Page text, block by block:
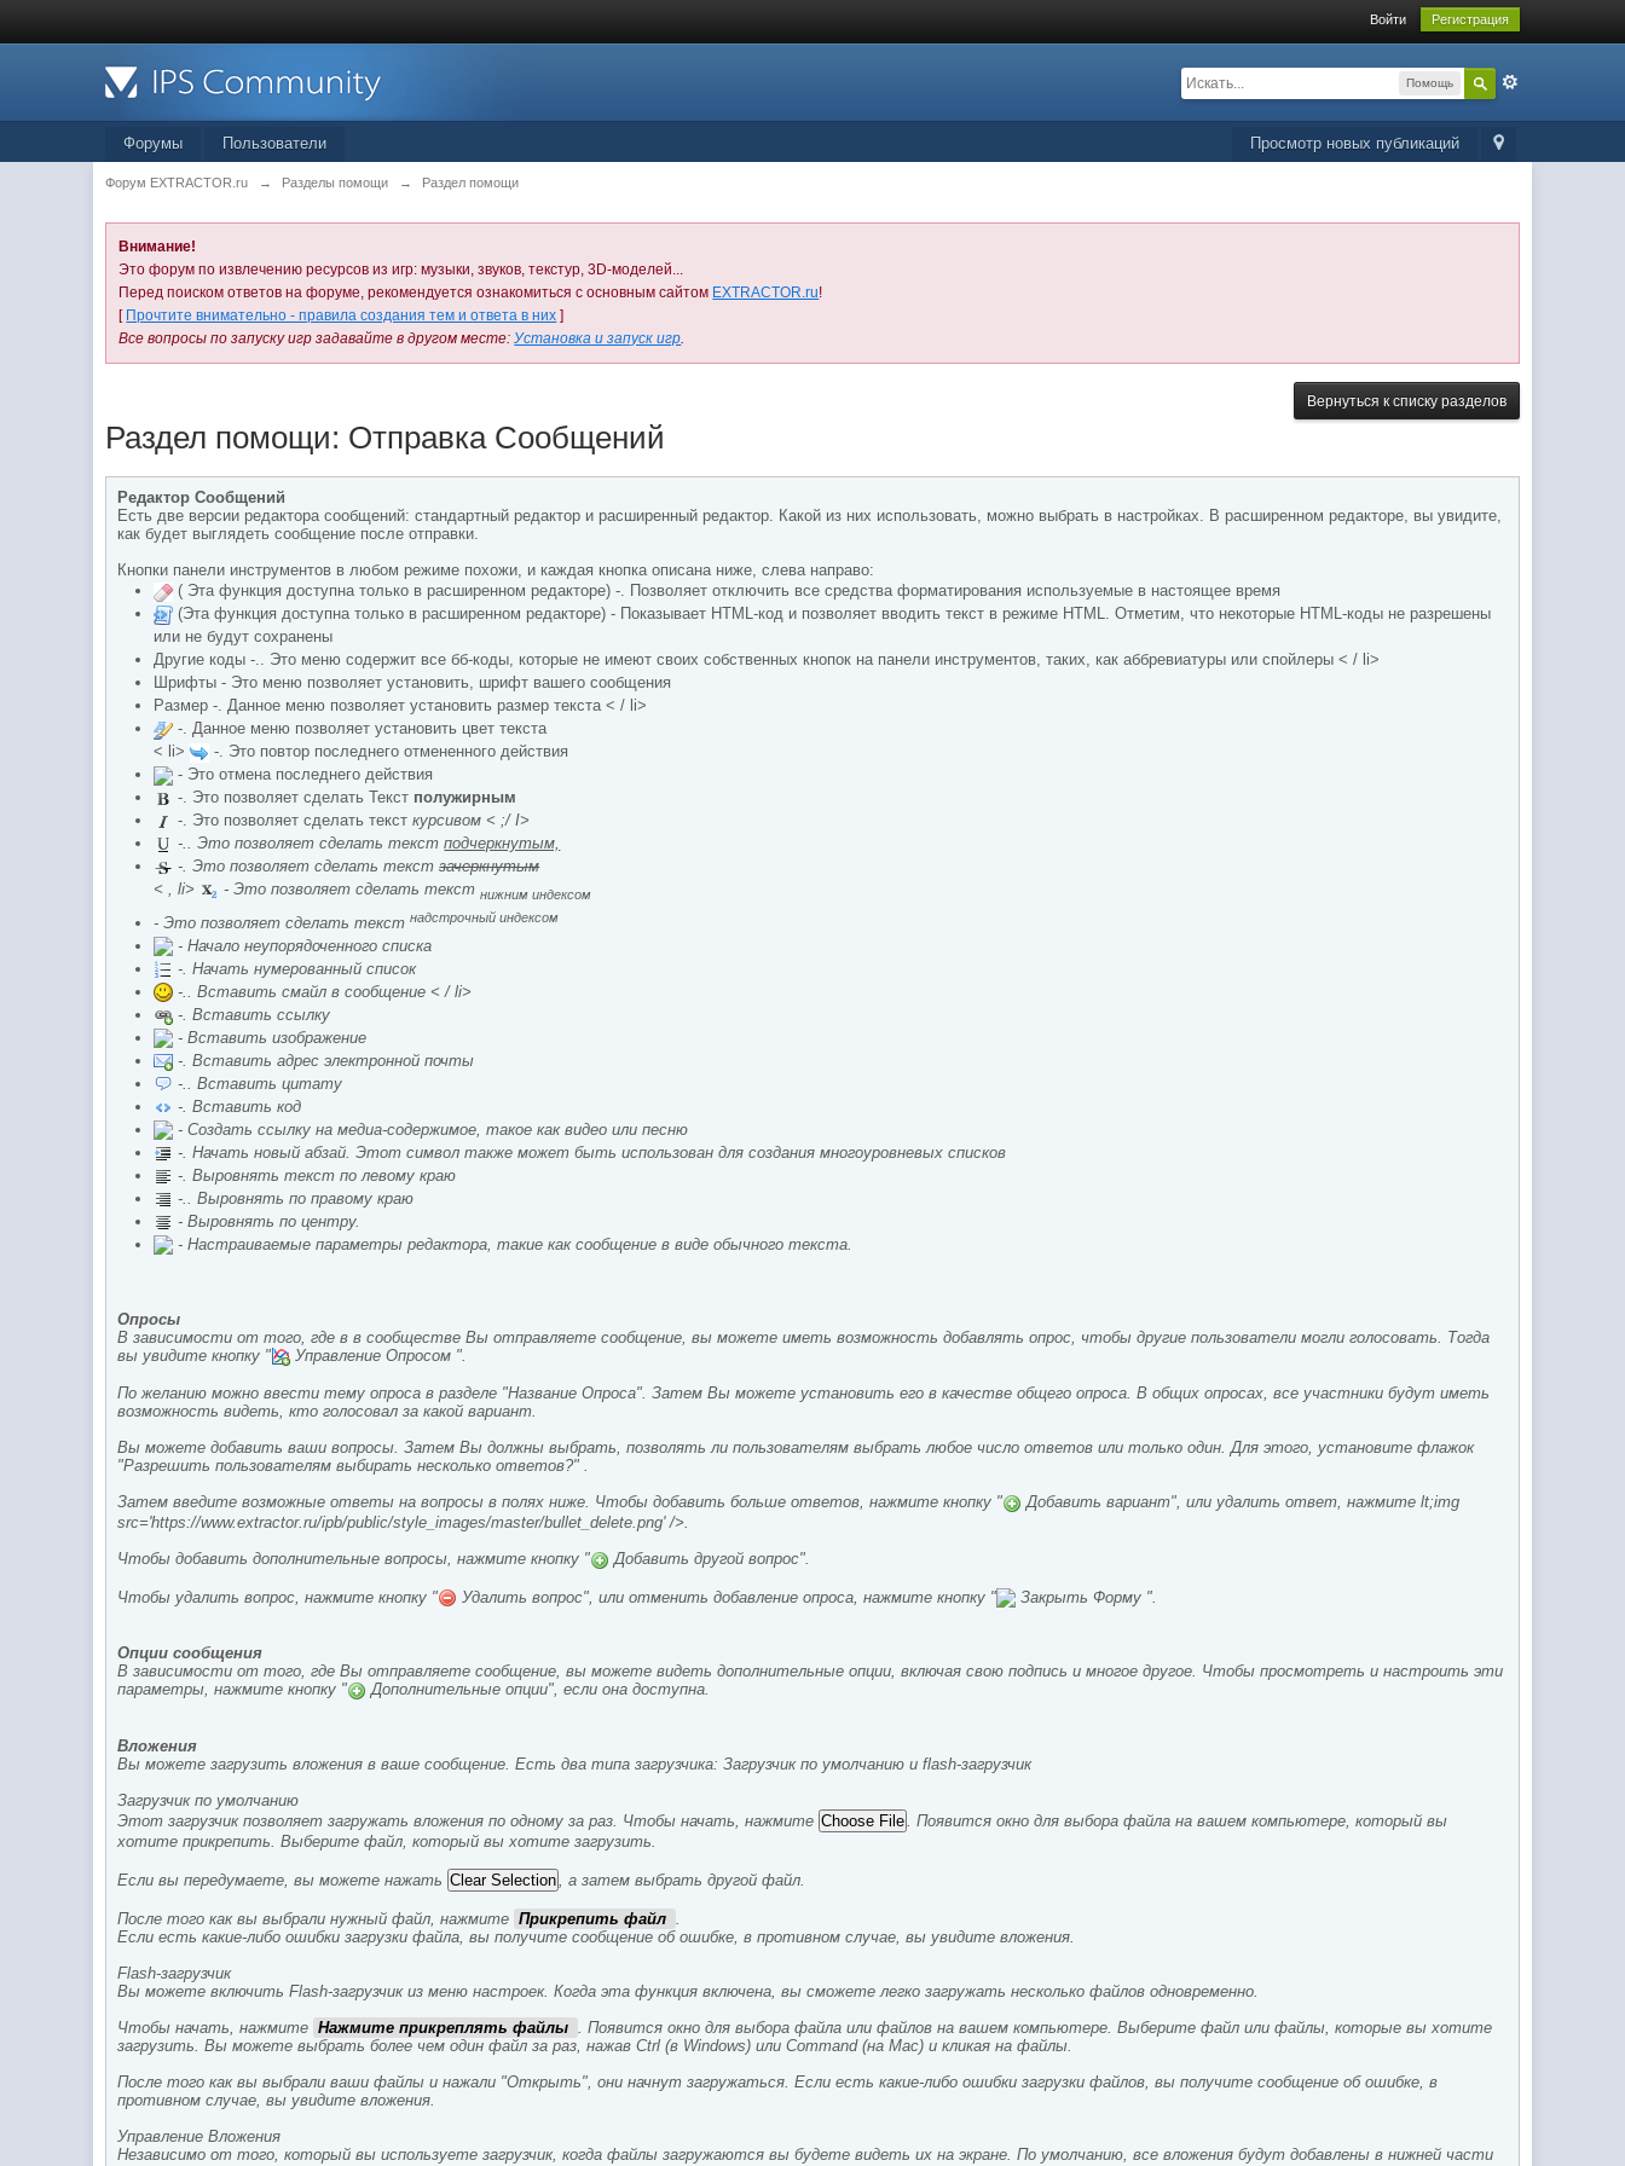
Войти Регистрация
Помощь
Просмотр новых публикаций
Форумы Пользователи
Форум EXTRACTOR.ru → Разделы помощи → Раздел помощи
Внимание!
Это форум по извлечению ресурсов из игр: музыки, звуков, текстур, 3D-моделей...
Перед поиском ответов на форуме, рекомендуется ознакомиться с основным сайтом EXTRACTOR.ru!
[ Прочтите внимательно - правила создания тем и ответа в них ]
Все вопросы по запуску игр задавайте в другом месте:Установка и запуск игр.
Вернуться к списку разделов
Раздел помощи: Отправка Сообщений
Редактор Сообщений
Есть две версии редактора сообщений: стандартный редактор и расширенный редактор. Какой из них использовать, можно выбрать в настройках. В расширенном редакторе, вы увидите,
как будет выглядеть сообщение после отправки.
Кнопки панели инструментов в любом режиме похожи, и каждая кнопка описана ниже, слева направо:
( Эта функция доступна только в расширенном редакторе) -. Позволяет отключить все средства форматирования используемые в настоящее время
(Эта функция доступна только в расширенном редакторе) - Показывает HTML-код и позволяет вводить текст в режиме HTML. Отметим, что некоторые HTML-коды не разрешены
или не будут сохранены
Другие коды -.. Это меню содержит все бб-коды, которые не имеют своих собственных кнопок на панели инструментов, таких, как аббревиатуры или спойлеры < / li>
Шрифты - Это меню позволяет установить, шрифт вашего сообщения
Размер -. Данное меню позволяет установить размер текста < / li>
-. Данное меню позволяет установить цвет текста
< li>
-. Это повтор последнего отмененного действия
- Это отмена последнего действия
-. Это позволяет сделать Текст полужирным
-. Это позволяет сделать тексткурсивом < ;/ I>
-.. Это позволяет сделать текстподчеркнутым,
-. Это позволяет сделать текстзачеркнутым
< , li>
- Это позволяет сделать текст нижним индексом
- Это позволяет сделать текстнадстрочный индексом
- Начало неупорядоченного списка
-. Начать нумерованный список
-.. Вставить смайл в сообщение < / li>
-. Вставить ссылку
- Вставить изображение
-. Вставить адрес электронной почты
-.. Вставить цитату
-. Вставить код
- Создать ссылку на медиа-содержимое, такое как видео или песню
-. Начать новый абзай. Этот символ также может быть использован для создания многоуровневых списков
-. Выровнять текст по левому краю
-.. Выровнять по правому краю
- Выровнять по центру.
- Настраиваемые параметры редактора, такие как сообщение в виде обычного текста.
Опросы
В зависимости от того, где в в сообществе Вы отправляете сообщение, вы можете иметь возможность добавлять опрос, чтобы другие пользователи могли голосовать. Тогда
вы увидите кнопку "
Управление Опросом ".
По желанию можно ввести тему опроса в разделе "Название Опроса". Затем Вы можете установить его в качестве общего опроса. В общих опросах, все участники будут иметь
возможность видеть, кто голосовал за какой вариант.
Вы можете добавить ваши вопросы. Затем Вы должны выбрать, позволять ли пользователям выбрать любое число ответов или только один. Для этого, установите флажок
"Разрешить пользователям выбирать несколько ответов?" .
Затем введите возможные ответы на вопросы в полях ниже. Чтобы добавить больше ответов, нажмите кнопку "
Добавить вариант", или удалить ответ, нажмите lt;img
src='https://www.extractor.ru/ipb/public/style_images/master/bullet_delete.png' />.
Чтобы добавить дополнительные вопросы, нажмите кнопку "
Добавить другой вопрос".
Чтобы удалить вопрос, нажмите кнопку " Удалить вопрос", или отменить добавление опроса, нажмите кнопку " Закрыть Форму ".
Опции сообщения
В зависимости от того, где Вы отправляете сообщение, вы можете видеть дополнительные опции, включая свою подпись и многое другое. Чтобы просмотреть и настроить эти
параметры, нажмите кнопку "
Дополнительные опции", если она доступна.
Вложения
Вы можете загрузить вложения в ваше сообщение. Есть два типа загрузчика: Загрузчик по умолчанию и flash-загрузчик
Загрузчик по умолчанию
Этот загрузчик позволяет загружать вложения по одному за раз. Чтобы начать, нажмите
. Появится окно для выбора файла на вашем компьютере, который вы
хотите прикрепить. Выберите файл, который вы хотите загрузить.
Если вы передумаете, вы можете нажать , а затем выбрать другой файл.
После того как вы выбрали нужный файл, нажмите Прикрепить файл
Если есть какие-либо ошибки загрузки файла, вы получите сообщение об ошибке, в противном случае, вы увидите вложения.
Flash-загрузчик
Вы можете включить Flash-загрузчик из меню настроек. Когда эта функция включена, вы сможете легко загружать несколько файлов одновременно.
Чтобы начать, нажмите Нажмите прикреплять файлы
. Появится окно для выбора файла или файлов на вашем компьютере. Выберите файл или файлы, которые вы хотите
загрузить. Вы можете выбрать более чем один файл за раз, нажав Ctrl (в Windows) или Command (на Mac) и кликая на файлы.
После того как вы выбрали ваши файлы и нажали "Открыть", они начнут загружаться. Если есть какие-либо ошибки загрузки файлов, вы получите сообщение об ошибке, в
противном случае, вы увидите вложения.
Управление Вложения
Независимо от того, который вы используете загрузчик, когда файлы загружаются вы будете видеть их на экране. По умолчанию, все вложения будут добавлены в нижней части